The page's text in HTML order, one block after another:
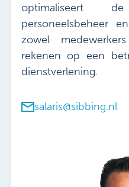
optimaliseert de
personeelsbeheer
zowel
rekenen op een
dienstverlening.
salaris@sibbing.nl